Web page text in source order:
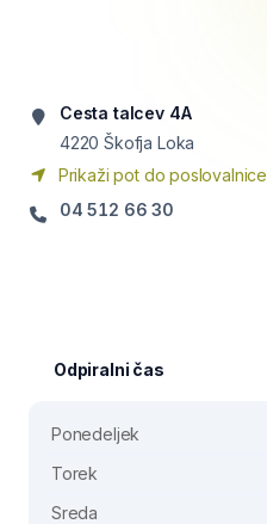
Cesta talcev 4A
4220 Škofja Loka
Prikaži pot do poslovalnice
04 512 66 30
Odpiralni čas
Ponedeljek
Torek
Sreda